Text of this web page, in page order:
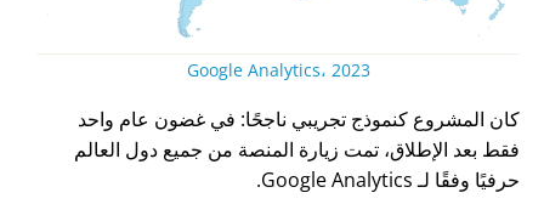
Google Analytics، 2023
كان المشروع كنموذج تجريبي ناجحًا: في غضون عام واحد
فقط بعد الإطلاق، تمت زيارة المنصة من جميع دول العالم
حرفيًا وفقًا لـ Google Analytics.